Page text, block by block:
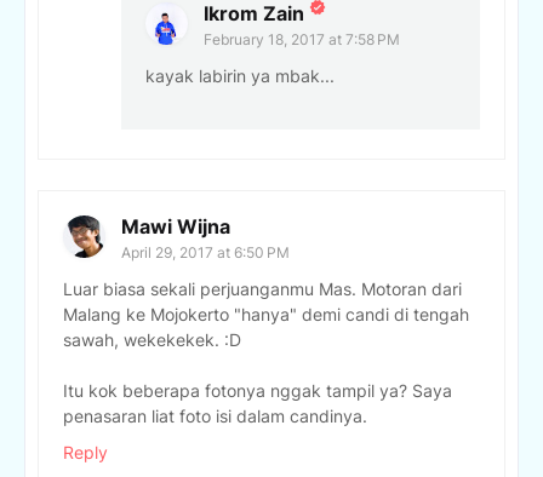
Ikrom Zain
February 18, 2017 at 7:58 PM
kayak labirin ya mbak...
Mawi Wijna
April 29, 2017 at 6:50 PM
Luar biasa sekali perjuanganmu Mas. Motoran dari
Malang ke Mojokerto "hanya" demi candi di tengah
sawah, wekekekek. :D
Itu kok beberapa fotonya nggak tampil ya? Saya
penasaran liat foto isi dalam candinya.
Reply